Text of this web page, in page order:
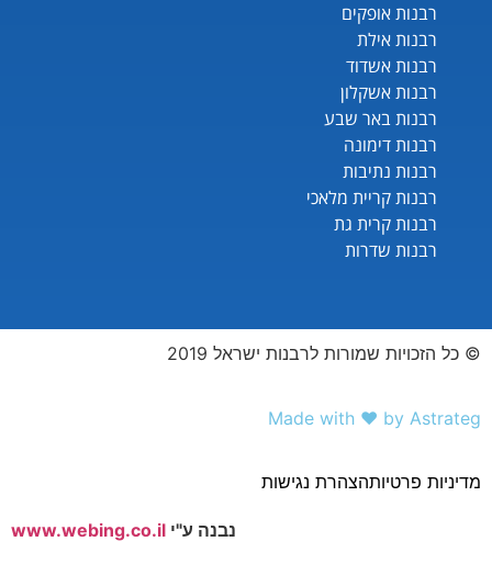
רבנות אופקים
רבנות אילת
רבנות אשדוד
רבנות אשקלון
רבנות באר שבע
רבנות דימונה
רבנות נתיבות
רבנות קריית מלאכי
רבנות קרית גת
רבנות שדרות
© כל הזכויות שמורות לרבנות ישראל 2019
Made with ❤️ by Astrateg
מדיניות פרטיותהצהרת נגישות
נבנה ע"י www.webing.co.il